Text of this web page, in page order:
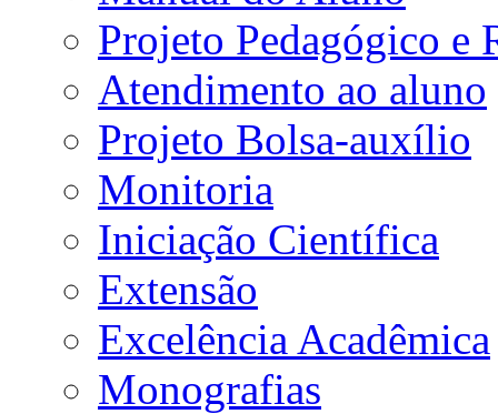
Projeto Pedagógico e
Atendimento ao aluno
Projeto Bolsa-auxílio
Monitoria
Iniciação Científica
Extensão
Excelência Acadêmica
Monografias